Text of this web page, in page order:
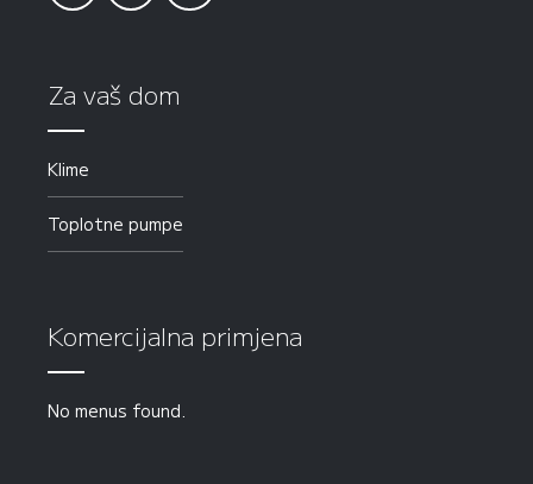
Za vaš dom
Klime
Toplotne pumpe
Komercijalna primjena
No menus found.